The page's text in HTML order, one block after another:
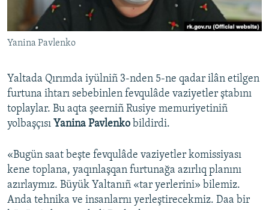
Українською
QOŞULIÑIZ!
RFE/RS bütün saytları
Yanina Pavlenko
Yaltada Qırımda iyülniñ 3-nden 5-ne qadar ilân etilgen
furtuna ihtarı sebebinlen fevqulâde vaziyetler ştabını
toplaylar. Bu aqta şeerniñ Rusiye memuriyetiniñ
yolbaşçısı Yanina Pavlenko bildirdi.
«Bugün saat beşte fevqulâde vaziyetler komissiyası
kene toplana, yaqınlaşqan furtunağa azırlıq planını
azırlaymız. Büyük Yaltanıñ «tar yerlerini» bilemiz.
Anda tehnika ve insanlarnı yerleştirecekmiz. Daa bir